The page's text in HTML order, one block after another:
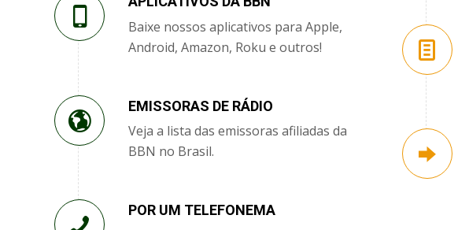
Baixe nossos aplicativos para Apple,
Android, Amazon, Roku e outros!
EMISSORAS DE RÁDIO
Veja a lista das emissoras afiliadas da
BBN no Brasil.
POR UM TELEFONEMA